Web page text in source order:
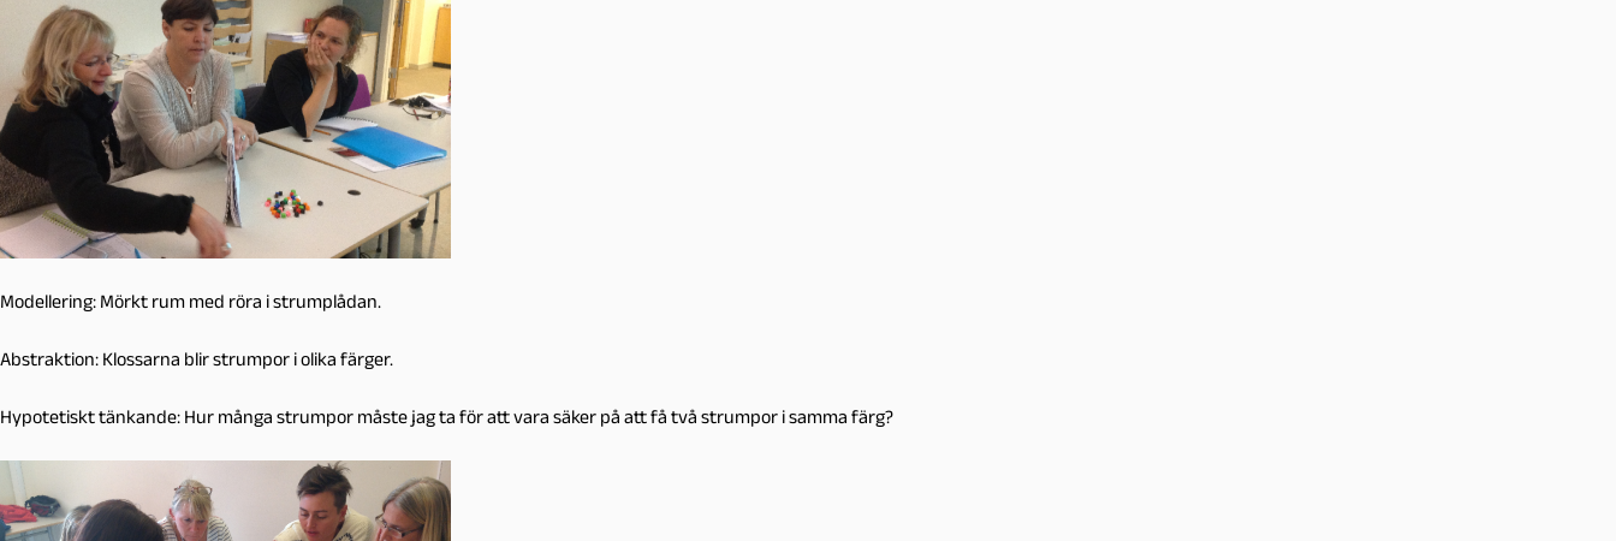
Modellering: Mörkt rum med röra i strumplådan.
Abstraktion: Klossarna blir strumpor i olika färger.
Hypotetiskt tänkande: Hur många strumpor måste jag ta för att vara säker på att få två strumpor i samma färg?